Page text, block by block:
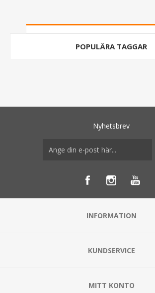
POPULÄRA TAGGAR
Nyhetsbrev
INFORMATION
KUNDSERVICE
MITT KONTO